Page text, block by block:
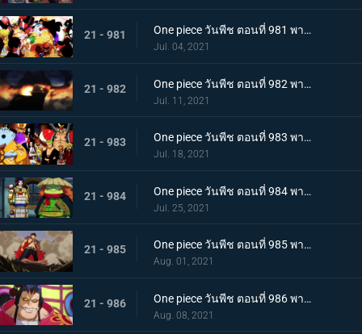
21 - 981 One piece วันพีช ตอนที่ 981 พากย์ไทย พวกพ้องคนใหม่! ชายชาตรีแห่งท้องทะเล จินเบ!
Jul. 04, 2021
21 - 982 One piece วันพีช ตอนที่ 982 พากย์ไทย ไพ่ตายของไคโด หกล่องนภาปรากฏตัว
Jul. 11, 2021
21 - 983 One piece วันพีช ตอนที่ 983 พากย์ไทย เหล่าซามูไรเอาจริง! ขึ้นฝั่งเกาะโอนิกาชิมะ
Jul. 18, 2021
21 - 984 One piece วันพีช ตอนที่ 984 พากย์ไทย ลูฟี่อาละวาด ลอบเข้างานเลี้ยงของไคโด
Jul. 25, 2021
21 - 985 One piece วันพีช ตอนที่ 985 พากย์ไทย ความรู้สึกถึงโอทามะ หนึ่งหมัดแห่งความโกรธของลูฟี่
Aug. 01, 2021
21 - 986 One piece วันพีช ตอนที่ 986 พากย์ไทย ดนตรีต่อสู้ พลังที่จู่โจมใส่ลูฟี่
Aug. 08, 2021